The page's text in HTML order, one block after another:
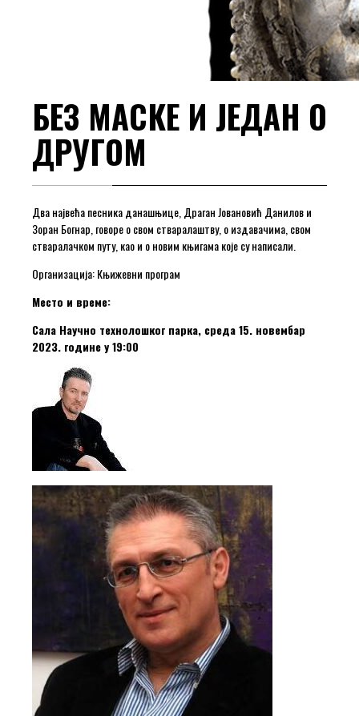
БЕЗ МАСКЕ И ЈЕДАН О
ДРУГОМ
Два највећа песника данашњице, Драган Јовановић Данилов и
Зоран Богнар, говоре о свом стваралаштву, о издавачима, свом
стваралачком путу, као и о новим књигама које су написали.
Организација: Књижевни програм
Место и време:
Сала Научно технолошког парка, среда 15. новембар
2023. године у 19:00